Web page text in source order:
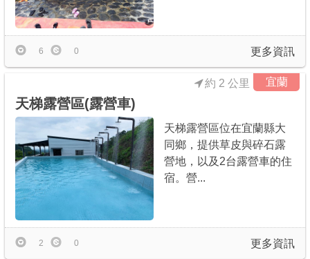
更多資訊
6 0
宜蘭
天梯露營區(露營車)
約 2 公里
天梯露營區位在宜蘭縣大
同鄉，提供草皮與碎石露
營地，以及2台露營車的住
宿。營...
更多資訊
2 0